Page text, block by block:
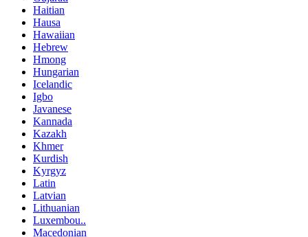
Haitian
Hausa
Hawaiian
Hebrew
Hmong
Hungarian
Icelandic
Igbo
Javanese
Kannada
Kazakh
Khmer
Kurdish
Kyrgyz
Latin
Latvian
Lithuanian
Luxembou..
Macedonian